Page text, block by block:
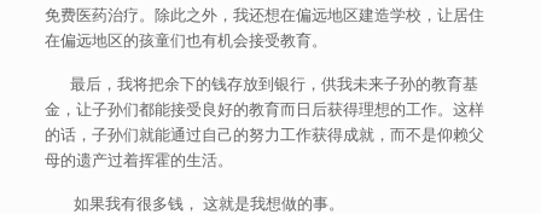
免费医药治疗。除此之外，我还想在偏远地区建造学校，让居住
在偏远地区的孩童们也有机会接受教育。
最后，我将把余下的钱存放到银行，供我未来子孙的教育基
金，让子孙们都能接受良好的教育而日后获得理想的工作。这样
的话，子孙们就能通过自己的努力工作获得成就，而不是仰赖父
母的遗产过着挥霍的生活。
如果我有很多钱， 这就是我想做的事。